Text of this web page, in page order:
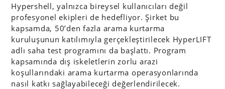
Hypershell, yalnızca bireysel kullanıcıları değil
profesyonel ekipleri de hedefliyor. Şirket bu
kapsamda, 50’den fazla arama kurtarma
kuruluşunun katılımıyla gerçekleştirilecek HyperLIFT
adlı saha test programını da başlattı. Program
kapsamında dış iskeletlerin zorlu arazi
koşullarındaki arama kurtarma operasyonlarında
nasıl katkı sağlayabileceği değerlendirilecek.